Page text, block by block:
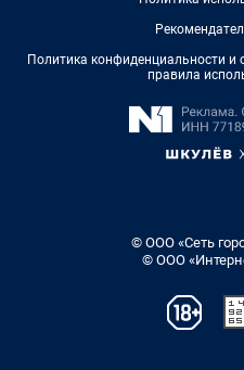
Политика конфиденциальности и
правила
© ООО «Сеть
© ООО